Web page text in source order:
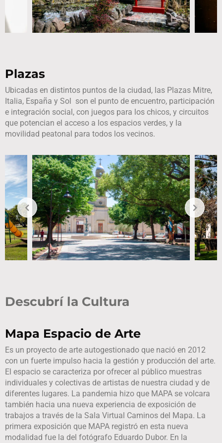
Plazas
Ubicadas en distintos puntos de la ciudad, las Plazas Mitre,
Italia, España y Sol son el punto de encuentro, participación
e integración social, con juegos para los chicos, y circuitos
que potencian el acceso a los espacios verdes, y la
movilidad peatonal para todos los vecinos.
Descubrí la Cultura
Mapa Espacio de Arte
Es un proyecto de arte autogestionado que nació en 2012
con un fuerte impulso hacia la gestión y producción del arte.
El espacio se caracteriza por ofrecer al público muestras
individuales y colectivas de artistas de nuestra ciudad y de
diferentes lugares. La pandemia hizo que MAPA se volcara
también hacia una nueva experiencia de exposición de
trabajos a través de la Sala Virtual Caminos del Mapa. La
primera exposición que MAPA registró en esta nueva
modalidad fue la del fotógrafo Eduardo Dubor. En la